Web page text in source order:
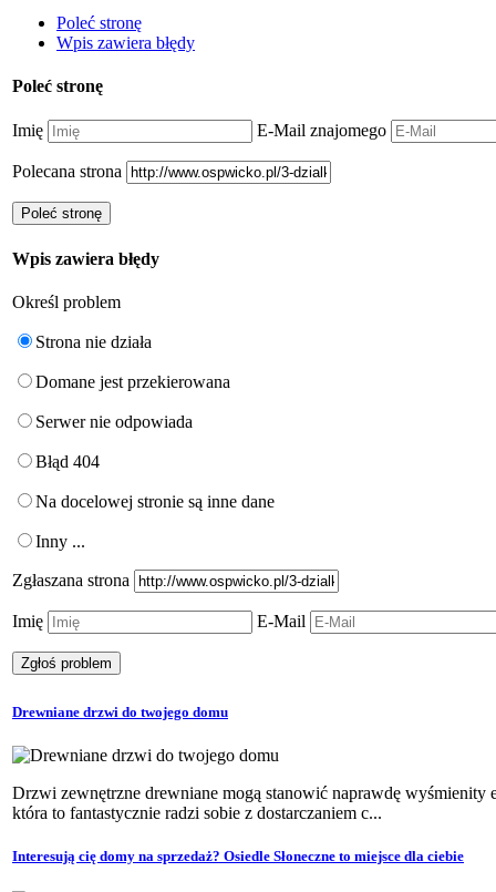
Poleć stronę
Wpis zawiera błędy
Poleć stronę
Imię E-Mail znajomego
Polecana strona
Wpis zawiera błędy
Określ problem
Strona nie działa
Domane jest przekierowana
Serwer nie odpowiada
Błąd 404
Na docelowej stronie są inne dane
Inny ...
Zgłaszana strona
Imię E-Mail
Drewniane drzwi do twojego domu
Drzwi zewnętrzne drewniane mogą stanowić naprawdę
która to fantastycznie radzi sobie z dostarczaniem c...
Interesują cię domy na sprzedaż? Osiedle Słoneczne to miejsce dla ciebie